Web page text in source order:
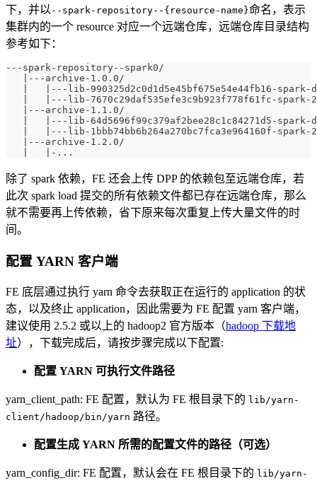
下，并以 --spark-repository--{resource-name}命名，表示
集群内的一个 resource 对应一个远端仓库，远端仓库目录结构
参考如下：
---spark-repository--spark0/
|---archive-1.0.0/
|   |---lib-990325d2c0d1d5e45bf675e54e44fb16-
|   |---lib-7670c29daf535efe3c9b923f778f61fc-spark-
|---archive-1.1.0/
|   |---lib-64d5696f99c379af2bee28c1c84271d5-
|   |---lib-1bbb74bb6b264a270bc7fca3e964160f-spark-
|---archive-1.2.0/
|   |-...
除了 spark 依赖，FE 还会上传 DPP 的依赖包至远端仓库，若
此次 spark load 提交的所有依赖文件都已存在远端仓库，那么
就不需要再上传依赖，省下原来每次重复上传大量文件的时
间。
配置 YARN 客户端
FE 底层通过执行 yarn 命令去获取正在运行的 application 的状
态，以及终止 application，因此需要为 FE 配置 yarn 客户端，
建议使用 2.5.2 或以上的 hadoop2 官方版本（hadoop 下载地
址），下载完成后，请按步骤完成以下配置:
配置 YARN 可执行文件路径
yarn_client_path: FE 配置，默认为 FE 根目录下的 lib/yarn-
client/hadoop/bin/yarn 路径。
配置生成 YARN 所需的配置文件的路径（可选）
yarn_config_dir: FE 配置，默认会在 FE 根目录下的 lib/yarn-